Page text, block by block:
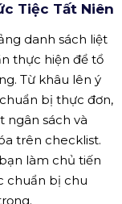
Tiệc Tất Niên
danh sách liệt
thực hiện để tổ
Từ khâu lên ý
bị thực đơn,
ngân sách và
trên checklist.
làm chủ tiến
chuẩn bị chu